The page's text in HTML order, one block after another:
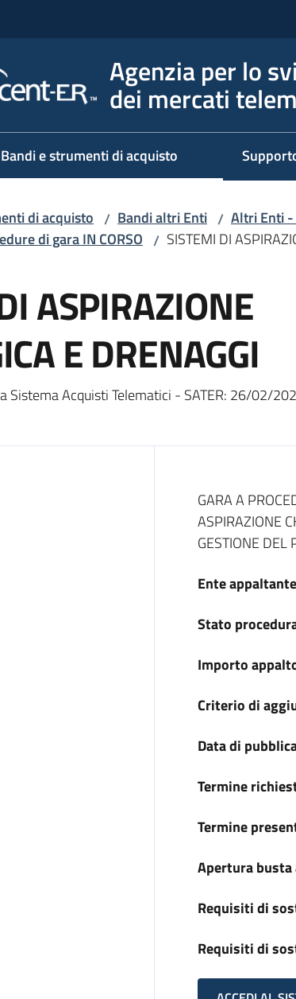
Agenzia per lo
dei mercati
Bandi e strumenti di acquisto
di acquisto / Bandi altri Enti / Altri Enti -
di gara IN CORSO / SISTEMI DI
ASPIRAZIONE
E DRENAGGI
Acquisti Telematici - SATER: 26/02/
Dati del
GARA A
ASPIRAZIONE
GESTIONE DEL
Ente appaltante
Stato
Importo
Criterio di
Data di
Termine
Termine
Apertura
Requisiti di
Requisiti di